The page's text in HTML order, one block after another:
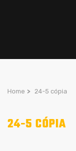
Home > 24-5 cópia
24-5 CÓPIA